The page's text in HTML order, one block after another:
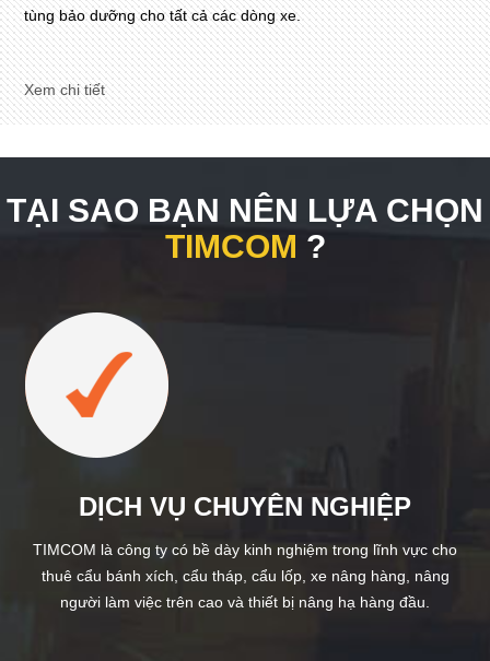
tùng bảo dưỡng cho tất cả các dòng xe.
Xem chi tiết
TẠI SAO BẠN NÊN LỰA CHỌN
TIMCOM ?
DỊCH VỤ CHUYÊN NGHIỆP
TIMCOM là công ty có bề dày kinh nghiệm trong lĩnh vực cho
thuê cẩu bánh xích, cẩu tháp, cẩu lốp, xe nâng hàng, nâng
người làm việc trên cao và thiết bị nâng hạ hàng đầu.